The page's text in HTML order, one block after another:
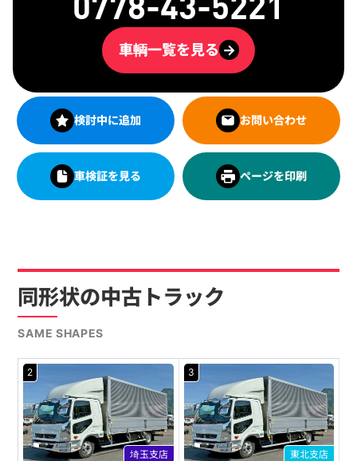
車輌一覧を見る →
検討中に追加 お問い合わせ
車検証を見る ページを印刷
同形状の中古トラック
SAME SHAPES
2
埼玉支店
3
東北支店